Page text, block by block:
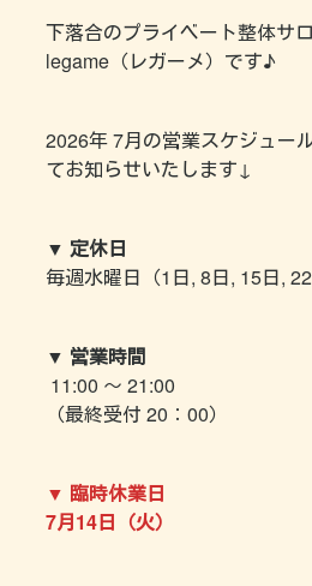
下落合のプライベート整体サ
legame（レガーメ）です♪
2026年 7月の営業スケジュー
てお知らせいたします↓
▼ 定休日
毎週水曜日（1日, 8日, 15日, 22
▼ 営業時間
11:00 〜 21:00
（最終受付 20：00）
▼ 臨時休業日
7月14日（火）